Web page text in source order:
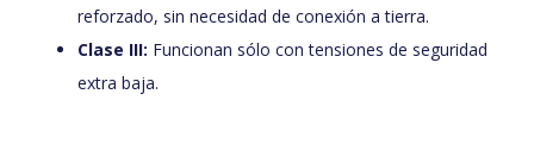
reforzado, sin necesidad de conexión a tierra.
Clase III: Funcionan sólo con tensiones de seguridad
extra baja.